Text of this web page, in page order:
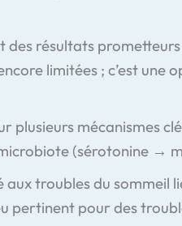
des résultats
limitées ; c’est
plusieurs mécanismes
(sérotonine →
troubles du sommeil
pertinent pour des